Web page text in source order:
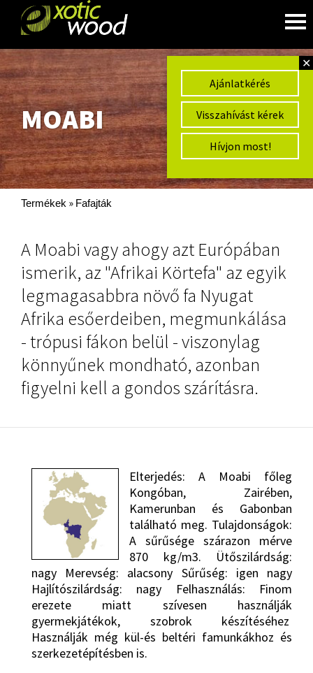
✕
Ajánlatkérés
Visszahívást kérek
Hívjon most!
MOABI
Termékek » Fafajták
A Moabi vagy ahogy azt Európában
ismerik, az "Afrikai Körtefa" az egyik
legmagasabbra növő fa Nyugat
Afrika esőerdeiben, megmunkálása
- trópusi fákon belül - viszonylag
könnyűnek mondható, azonban
figyelni kell a gondos szárításra.
Elterjedés: A Moabi főleg
Kongóban, Zairében,
Kamerunban és Gabonban
található meg. Tulajdonságok:
A sűrűsége szárazon mérve
870 kg/m3. Ütőszilárdság:
nagy Merevség: alacsony Sűrűség: igen nagy
Hajlítószilárdság: nagy Felhasználás: Finom
erezete miatt szívesen használják
gyermekjátékok, szobrok készítéséhez
Használják még kül-és beltéri famunkákhoz és
szerkezetépítésben is.